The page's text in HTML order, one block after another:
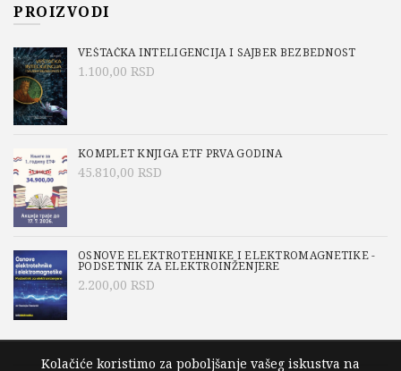
PROIZVODI
VEŠTAČKA INTELIGENCIJA I SAJBER BEZBEDNOST
1.100,00 RSD
KOMPLET KNJIGA ETF PRVA GODINA
45.810,00 RSD
OSNOVE ELEKTROTEHNIKE I ELEKTROMAGNETIKE -
PODSETNIK ZA ELEKTROINŽENJERE
2.200,00 RSD
Kolačiće koristimo za poboljšanje vašeg iskustva na